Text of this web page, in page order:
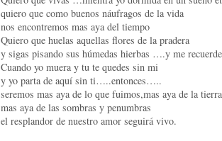
quiero que como buenos náufragos de la vida
nos encontremos mas aya del tiempo
Quiero que huelas aquellas flores de la pradera
y sigas pisando sus húmedas hierbas ….y me
Cuando yo muera y tu te quedes sin mi
y yo parta de aquí sin ti…..entonces…..
seremos mas aya de lo que fuimos,mas aya de la tierra
mas aya de las sombras y penumbras
el resplandor de nuestro amor seguirá vivo.